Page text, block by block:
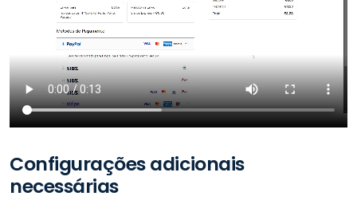
Configurações adicionais
necessárias